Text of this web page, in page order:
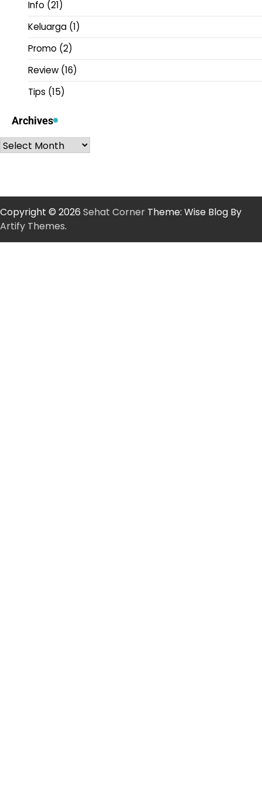
Info (21)
Keluarga (1)
Promo (2)
Review (16)
Tips (15)
Archives
Archives
Copyright © 2026 Sehat Corner Theme: Wise Blog By
Artify Themes.